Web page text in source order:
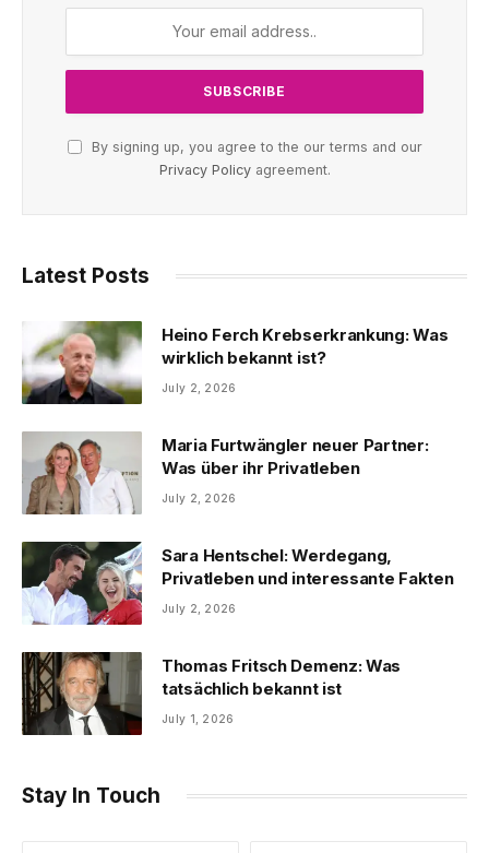
By signing up, you agree to the our terms and our
Privacy Policyagreement.
Latest Posts
Heino Ferch Krebserkrankung: Was
wirklich bekannt ist?
July 2, 2026
Maria Furtwängler neuer Partner:
Was über ihr Privatleben
July 2, 2026
Sara Hentschel: Werdegang,
Privatleben und interessante Fakten
July 2, 2026
Thomas Fritsch Demenz: Was
tatsächlich bekannt ist
July 1, 2026
Stay In Touch